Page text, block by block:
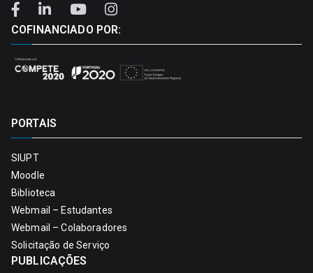
COFINANCIADO POR:
PORTAIS
SIUPT
Moodle
Biblioteca
Webmail – Estudantes
Webmail – Colaboradores
Solicitação de Serviço
PUBLICAÇÕES